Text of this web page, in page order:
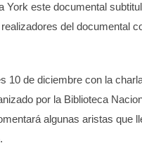
York este documental
del documental
10 de diciembre con la
por la Biblioteca
algunas aristas que